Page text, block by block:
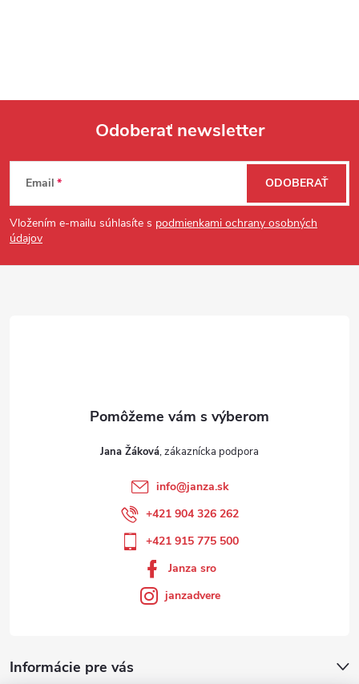
Zápätie
Odoberať newsletter
Email
Vložením e-mailu súhlasíte s podmienkami ochrany osobných
údajov
ODOBERAŤ
Informácie pre vás
Jana Žáková
info@janza.sk
+421 904 326 262
+421 915 775 500
Janza sro
janzadvere